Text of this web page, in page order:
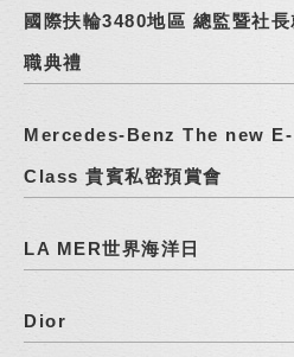
國際扶輪3480地區 總監暨社長
職典禮
Mercedes-Benz The new E-
Class 貴賓私密預賞會
LA MER世界海洋日
Dior